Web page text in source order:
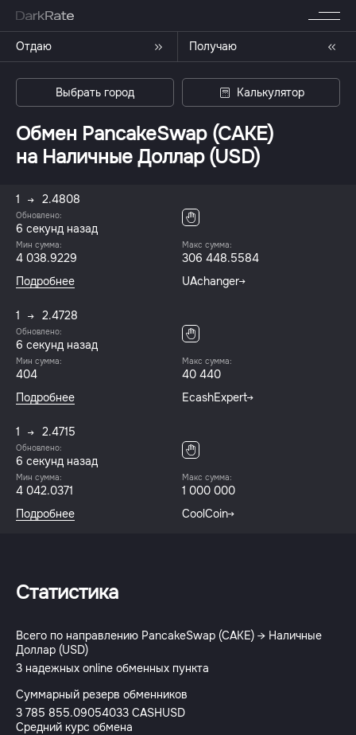
Отдаю Получаю
Выбрать город Калькулятор
Обмен PancakeSwap (CAKE)
на Наличные Доллар (USD)
1 2.4808
Обновлено:
6 секунд назад
Мин сумма:
4 038.9229
Макс сумма:
306 448.5584
Подробнее
UAchanger
1 2.4728
Обновлено:
6 секунд назад
Мин сумма:
404
Макс сумма:
40 440
Подробнее
EcashExpert
1 2.4715
Обновлено:
6 секунд назад
Мин сумма:
4 042.0371
Макс сумма:
1 000 000
Подробнее
CoolCoin
Статистика
Всего по направлению PancakeSwap (CAKE) → Наличные
Доллар (USD)
3 надежных online обменных пункта
Суммарный резерв обменников
3 785 855.09054033 CASHUSD
Средний курс обмена